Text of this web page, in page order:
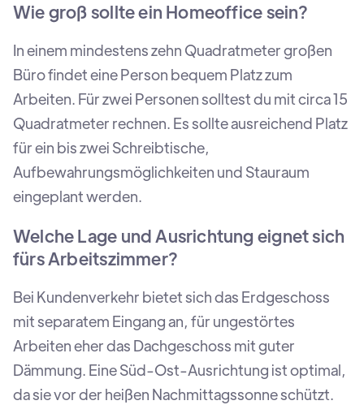
Wie groß sollte ein Homeoffice sein?
In einem mindestens zehn Quadratmeter großen
Büro findet eine Person bequem Platz zum
Arbeiten. Für zwei Personen solltest du mit circa 15
Quadratmeter rechnen. Es sollte ausreichend Platz
für ein bis zwei Schreibtische,
Aufbewahrungsmöglichkeiten und Stauraum
eingeplant werden.
Welche Lage und Ausrichtung eignet sich
fürs Arbeitszimmer?
Bei Kundenverkehr bietet sich das Erdgeschoss
mit separatem Eingang an, für ungestörtes
Arbeiten eher das Dachgeschoss mit guter
Dämmung. Eine Süd-Ost-Ausrichtung ist optimal,
da sie vor der heißen Nachmittagssonne schützt.